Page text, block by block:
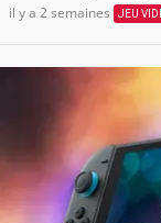
il y a 2 semaines JEU